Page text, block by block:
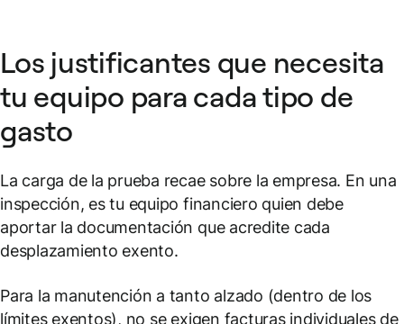
Los justificantes que necesita
tu equipo para cada tipo de
gasto
La carga de la prueba recae sobre la empresa. En una
inspección, es tu equipo financiero quien debe
aportar la documentación que acredite cada
desplazamiento exento.
Para la manutención a tanto alzado (dentro de los
límites exentos), no se exigen facturas individuales de